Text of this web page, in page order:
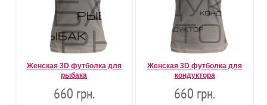
Женская 3D футболка для
рыбака
660 грн.
Женская 3D футболка для
кондуктора
660 грн.